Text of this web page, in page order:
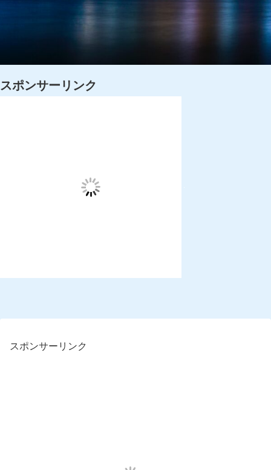
スポンサーリンク
スポンサーリンク